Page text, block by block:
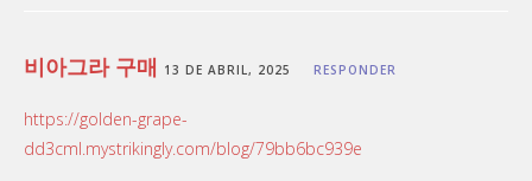
비아그라 구매 13 DE ABRIL, 2025 RESPONDER
https://golden-grape-
dd3cml.mystrikingly.com/blog/79bb6bc939e